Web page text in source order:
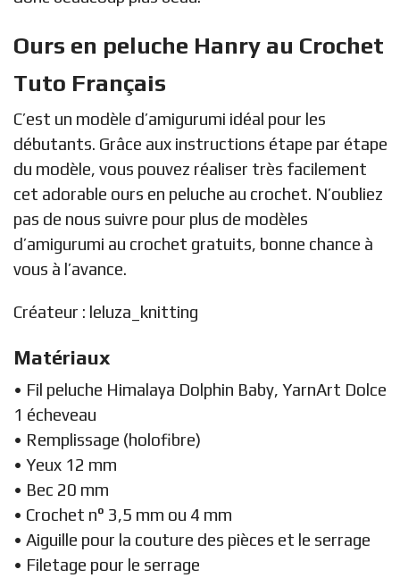
Ours en peluche Hanry au Crochet
Tuto Français
C’est un modèle d’amigurumi idéal pour les
débutants. Grâce aux instructions étape par étape
du modèle, vous pouvez réaliser très facilement
cet adorable ours en peluche au crochet. N’oubliez
pas de nous suivre pour plus de modèles
d’amigurumi au crochet gratuits, bonne chance à
vous à l’avance.
Créateur : leluza_knitting
Matériaux
• Fil peluche Himalaya Dolphin Baby, YarnArt Dolce
1 écheveau
• Remplissage (holofibre)
• Yeux 12 mm
• Bec 20 mm
• Crochet n° 3,5 mm ou 4 mm
• Aiguille pour la couture des pièces et le serrage
• Filetage pour le serrage